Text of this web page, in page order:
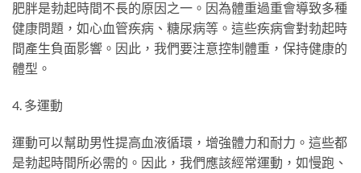
肥胖是勃起時間不長的原因之一。因為體重過重會導致多種
健康問題，如心血管疾病、糖尿病等。這些疾病會對勃起時
間產生負面影響。因此，我們要注意控制體重，保持健康的
體型。
4. 多運動
運動可以幫助男性提高血液循環，增強體力和耐力。這些都
是勃起時間所必需的。因此，我們應該經常運動，如慢跑、